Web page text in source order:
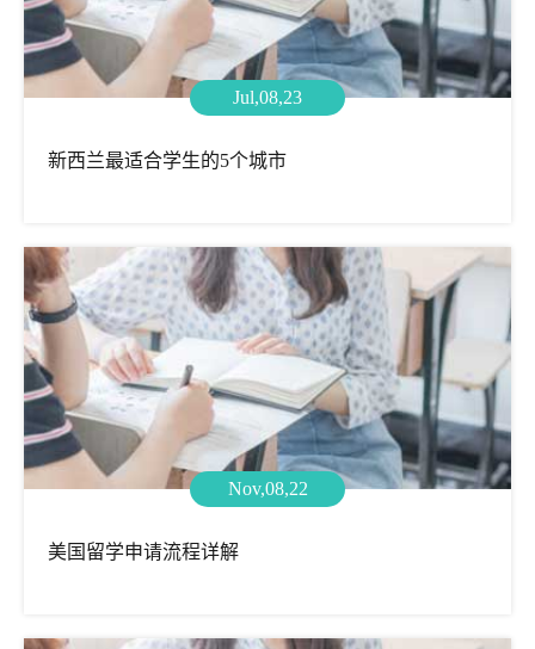
Jul,08,23
新西兰最适合学生的5个城市
Nov,08,22
美国留学申请流程详解